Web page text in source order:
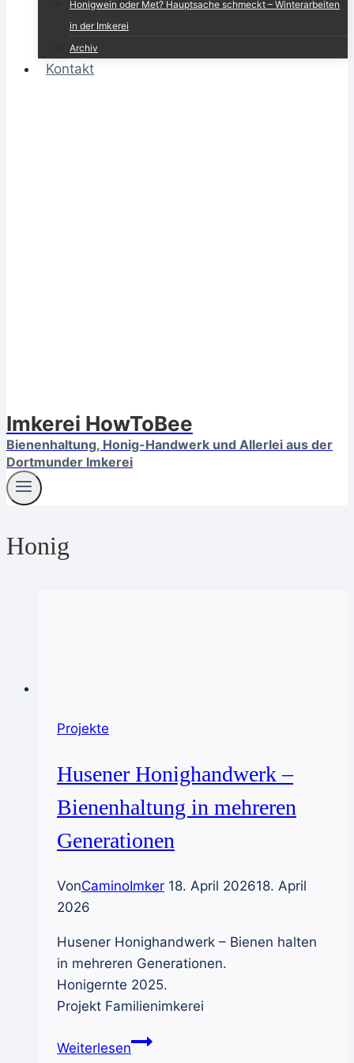
Honigwein oder Met? Hauptsache schmeckt – Winterarbeiten
in der Imkerei
Archiv
Kontakt
Imkerei HowToBee
Bienenhaltung, Honig-Handwerk und Allerlei aus der
Dortmunder Imkerei
Honig
Projekte
Husener Honighandwerk –
Bienenhaltung in mehreren
Generationen
VonCaminoImker 18. April 202618. April
2026
Husener Honighandwerk – Bienen halten
in mehreren Generationen.
Honigernte 2025.
Projekt Familienimkerei
WeiterlesenHusener